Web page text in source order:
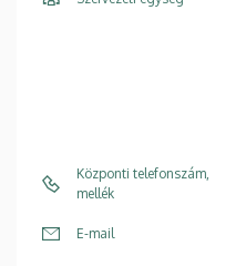
Központi telefonszám,
mellék
E-mail